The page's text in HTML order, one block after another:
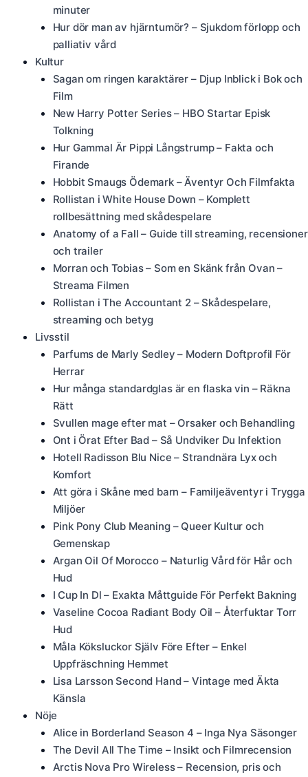
minuter
Hur dör man av hjärntumör? – Sjukdom förlopp och
palliativ vård
Kultur
Sagan om ringen karaktärer – Djup Inblick i Bok och
Film
New Harry Potter Series – HBO Startar Episk
Tolkning
Hur Gammal Är Pippi Långstrump – Fakta och
Firande
Hobbit Smaugs Ödemark – Äventyr Och Filmfakta
Rollistan i White House Down – Komplett
rollbesättning med skådespelare
Anatomy of a Fall – Guide till streaming, recensioner
och trailer
Morran och Tobias – Som en Skänk från Ovan –
Streama Filmen
Rollistan i The Accountant 2 – Skådespelare,
streaming och betyg
Livsstil
Parfums de Marly Sedley – Modern Doftprofil För
Herrar
Hur många standardglas är en flaska vin – Räkna
Rätt
Svullen mage efter mat – Orsaker och Behandling
Ont i Örat Efter Bad – Så Undviker Du Infektion
Hotell Radisson Blu Nice – Strandnära Lyx och
Komfort
Att göra i Skåne med barn – Familjeäventyr i Trygga
Miljöer
Pink Pony Club Meaning – Queer Kultur och
Gemenskap
Argan Oil Of Morocco – Naturlig Vård för Hår och
Hud
I Cup In Dl – Exakta Måttguide För Perfekt Bakning
Vaseline Cocoa Radiant Body Oil – Återfuktar Torr
Hud
Måla Köksluckor Själv Före Efter – Enkel
Uppfräschning Hemmet
Lisa Larsson Second Hand – Vintage med Äkta
Känsla
Nöje
Alice in Borderland Season 4 – Inga Nya Säsonger
The Devil All The Time – Insikt och Filmrecension
Arctis Nova Pro Wireless – Recension, pris och